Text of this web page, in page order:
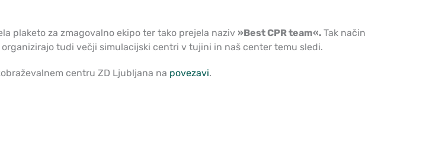
plaketo za zmagovalno ekipo ter tako prejela naziv »Best CPR team«. Tak način
tudi večji simulacijski centri v tujini in naš center temu sledi.
centru ZD Ljubljana na povezavi.